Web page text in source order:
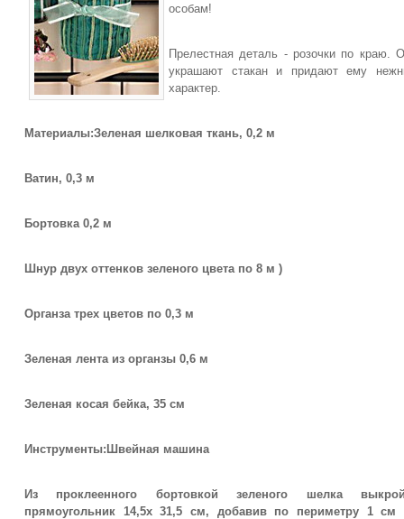
особам!
Прелестная деталь - розочки по краю.
украшают стакан и придают ему
характер.
Материалы:Зеленая шелковая ткань, 0,2 м
Ватин, 0,3 м
Бортовка 0,2 м
Шнур двух оттенков зеленого цвета по 8 м )
Органза трех цветов по 0,3 м
Зеленая лента из органзы 0,6 м
Зеленая косая бейка, 35 см
Инструменты:Швейная машина
Из проклеенного бортовкой зеленого шелка
прямоугольник 14,5х 31,5 см, добавив по периметру 1 см